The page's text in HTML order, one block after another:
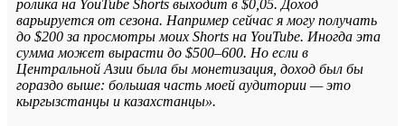
ролика на YouTube Shorts выходит в $0,05. Доход
варьируется от сезона. Например сейчас я могу получать
до $200 за просмотры моих Shorts на YouTube. Иногда эта
сумма может вырасти до $500–600. Но если в
Центральной Азии была бы монетизация, доход был бы
гораздо выше: большая часть моей аудитории — это
кыргызстанцы и казахстанцы».